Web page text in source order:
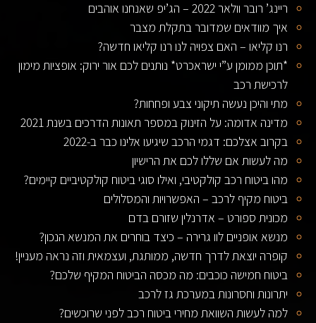
ריינג’ רובר וולאר 2022 – הג’יפ שאנחנו אוהבים
איך מוודאים שמדובר בתקלת מצבר
רנו קליאו – האם צפויה לנו רנו קליאו חדשה?
*תוכן ממומן ע”י ישראכרט* נותנים לכם אור ירוק: אופציות מימון
לרכישת רכב
מתי והיכן נעשה תיקוני צבע ופחחות?
מדינה אדומה: על הזינוק במספר תאונות הדרכים בשנת 2021
בקרוב אצלכם: דגמי הרכב שיגיעו אלינו כבר ב-2022
מה לעשות אם שללו לכם את הרישיון
מהו ביטוח רכב קולקטיבי, ואילו סוגי ביטוח קולקטיביים קיימים?
ביטוח מקיף לרכב – האפשרויות והמסלולים
מכונית ספורט – אדרנלין שזורם בדם
מנשא אופניים לוו גרירה – כיצד בוחרים את המנשא הנכון?
קופרה יוצאת לדרך חדשה, ממותגת, ועצמאית וזה נראה מעניין!
ביטוח חמישה כוכבים: מה מכסה הביטוח המקיף שלכם?
יתרונות וחסרונות במערכת גז לרכב
למה לעשות השוואת מחירי ביטוח רכב לפני שרוכשים?